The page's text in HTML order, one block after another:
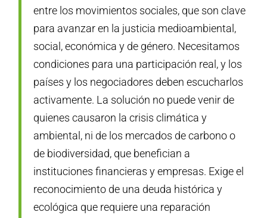
entre los movimientos sociales, que son clave
para avanzar en la justicia medioambiental,
social, económica y de género. Necesitamos
condiciones para una participación real, y los
países y los negociadores deben escucharlos
activamente. La solución no puede venir de
quienes causaron la crisis climática y
ambiental, ni de los mercados de carbono o
de biodiversidad, que benefician a
instituciones financieras y empresas. Exige el
reconocimiento de una deuda histórica y
ecológica que requiere una reparación